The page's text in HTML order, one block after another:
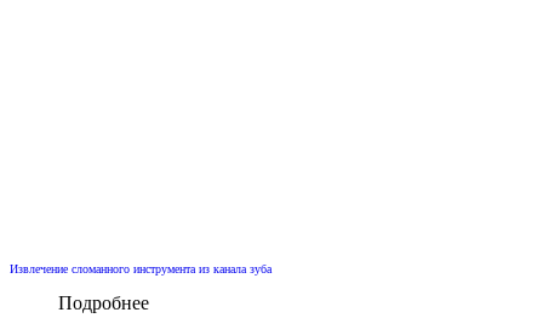
Извлечение сломанного инструмента из канала зуба
Подробнее